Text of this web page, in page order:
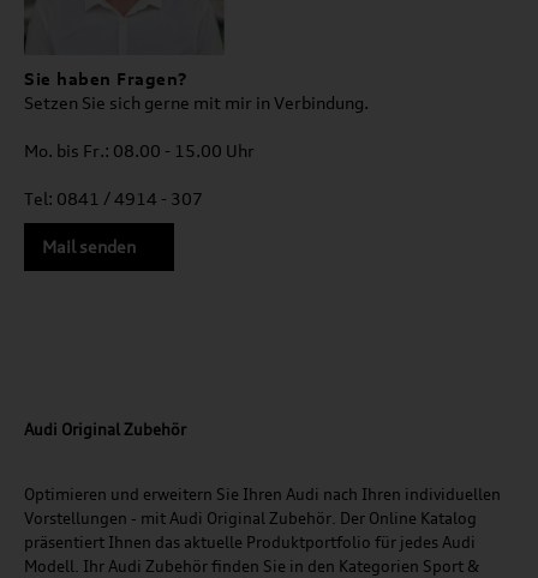
Sie haben Fragen?
Setzen Sie sich gerne mit mir in Verbindung.
Mo. bis Fr.: 08.00 - 15.00 Uhr
Tel: 0841 / 4914 - 307
Mail senden
Audi Original Zubehör
Optimieren und erweitern Sie Ihren Audi nach Ihren individuellen
Vorstellungen - mit Audi Original Zubehör. Der Online Katalog
präsentiert Ihnen das aktuelle Produktportfolio für jedes Audi
Modell. Ihr Audi Zubehör finden Sie in den Kategorien Sport &